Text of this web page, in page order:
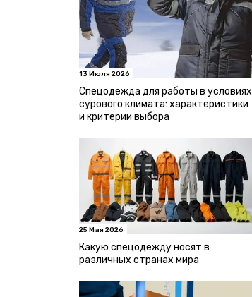
13 Июля 2026
Спецодежда для работы в условиях
сурового климата: характеристики
и критерии выбора
25 Мая 2026
Какую спецодежду носят в
различных странах мира